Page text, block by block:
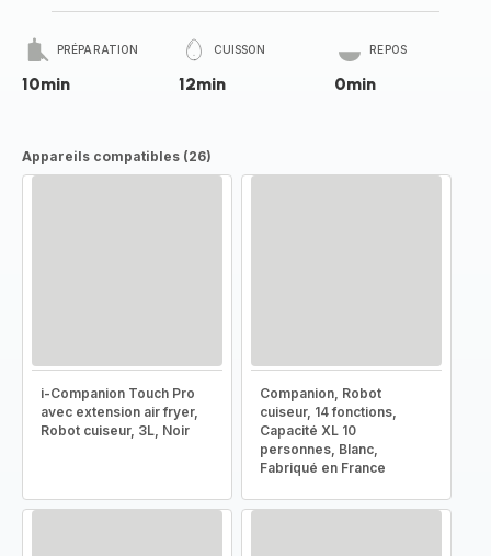
PRÉPARATION
10min
CUISSON
12min
REPOS
0min
Appareils compatibles (26)
i-Companion Touch Pro
avec extension air fryer,
Robot cuiseur, 3L, Noir
Companion, Robot
cuiseur, 14 fonctions,
Capacité XL 10
personnes, Blanc,
Fabriqué en France